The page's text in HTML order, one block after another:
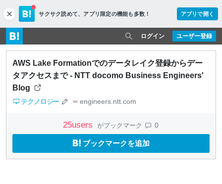
c
l
o
s
e
サクサク読めて、 アプリ限定の機能も多数！ アプリで開く
ユーザー登録
ログイン
AWS Lake Formationでのデータレイク登録からデー
タアクセスまで - NTT docomo Business Engineers'
Blog
テクノロジー engineers.ntt.com
25users がブックマーク 0
ブックマークを追加